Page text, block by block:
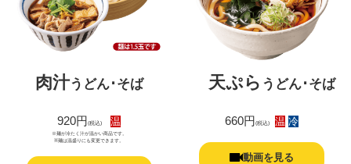
肉汁うどん･そば
920円(税込) 温
※麺が冷たく汁が温かい商品です。
※麺は温盛りにも変更できます。
天ぷら うどん･そば
660円(税込) 温 冷
動画を見る